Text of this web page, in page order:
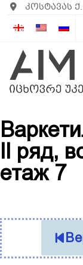
კოსტავას
II ряд,
етаж 7